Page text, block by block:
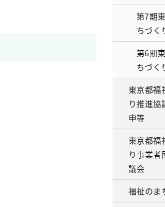
第7期
ちづく
第6期
ちづく
東京都福
り推進
申等
東京都福
り事業者
議会
福祉のま